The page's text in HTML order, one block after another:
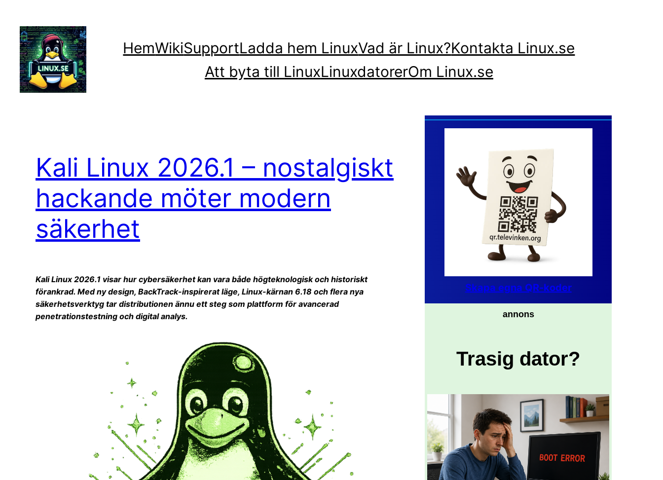
innehåll
HemWikiSupportLadda hem LinuxVad är Linux?Kontakta Linux.se
Att byta till LinuxLinuxdatorerOm Linux.se
Kali Linux 2026.1 – nostalgiskt
hackande möter modern
säkerhet
Kali Linux 2026.1 visar hur cybersäkerhet kan vara både högteknologisk och historiskt
förankrad. Med ny design, BackTrack-inspirerat läge, Linux-kärnan 6.18 och flera nya
säkerhetsverktyg tar distributionen ännu ett steg som plattform för avancerad
penetrationstestning och digital analys.
Skapa egna QR-koder
annons
Trasig dator?